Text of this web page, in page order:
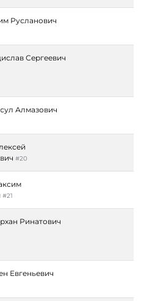
Русланович
Сергеевич
Алмазович
#20
#21
Ринатович
Евгеньевич